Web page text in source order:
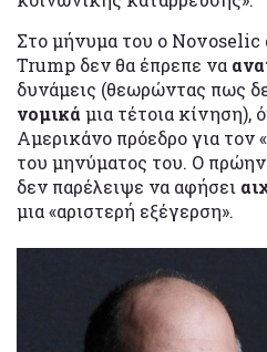
Στο μήνυμα του ο
Trump δεν θα έπρεπε να
δυνάμεις (θεωρώντας πως
νομικά μια τέτοια κίνηση),
Αμερικάνο πρόεδρο για τον
του μηνύματος του. Ο
δεν παρέλειψε να αφήσει
μια «αριστερή εξέγερση».